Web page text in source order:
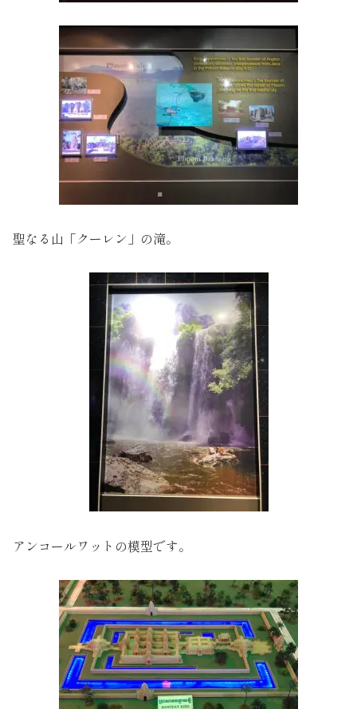
聖なる山「クーレン」の滝。
アンコールワットの模型です。